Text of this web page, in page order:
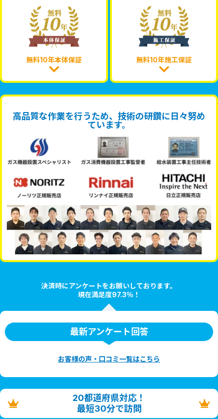
無料10年本体保証 無料10年施工保証
高品質な作業を行うため、技術の研鑽に日々努め
ています。
決済時にアンケートをお願いしております。
現在満足度97.3％！
最新アンケート回答
お客様の声・口コミ一覧はこちら
20都道府県対応！
最短30分で訪問